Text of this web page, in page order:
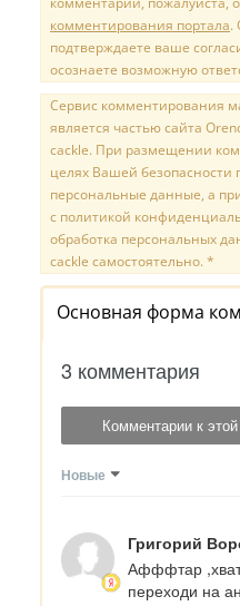
комментирования портала.
подтверждаете ваше
осознаете возможную
Сервис комментирования
является частью сайта
cackle. При размещении
целях Вашей безопасности
персональные данные, а
с политикой
обработка персональных
cackle самостоятельно. *
Основная форма
3 комментария
Комментарии к
Новые
Григорий
Афффтар
переходи на